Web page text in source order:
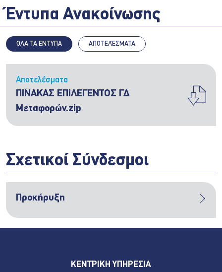
Έντυπα Ανακοίνωσης
ΟΛΑ ΤΑ ΕΝΤΥΠΑ ΑΠΟΤΕΛΈΣΜΑΤΑ
Αποτελέσματα
ΠΙΝΑΚΑΣ ΕΠΙΛΕΓΕΝΤΟΣ ΓΔ
Μεταφορών.zip
Σχετικοί Σύνδεσμοι
Προκήρυξη
ΚΕΝΤΡΙΚΗ ΥΠΗΡΕΣΙΑ